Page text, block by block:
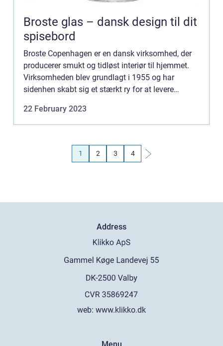
Broste glas – dansk design til dit
spisebord
Broste Copenhagen er en dansk virksomhed, der
producerer smukt og tidløst interiør til hjemmet.
Virksomheden blev grundlagt i 1955 og har
sidenhen skabt sig et stærkt ry for at levere
22 February 2023
1 2 3 4
Address
web: www.klikko.dk